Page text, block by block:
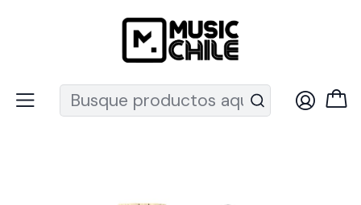
Recuerda que ahora nos puedes encontrar en el MUT
Percusión Baterías
Baquetas